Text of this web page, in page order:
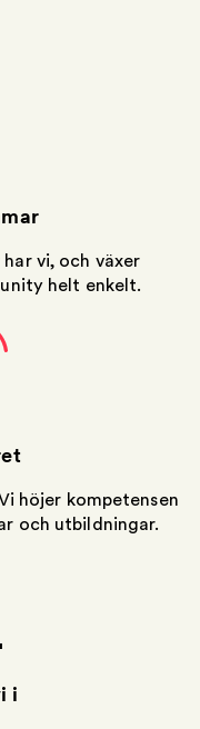
vi, och växer
helt enkelt.
höjer kompetensen
och utbildningar.
i